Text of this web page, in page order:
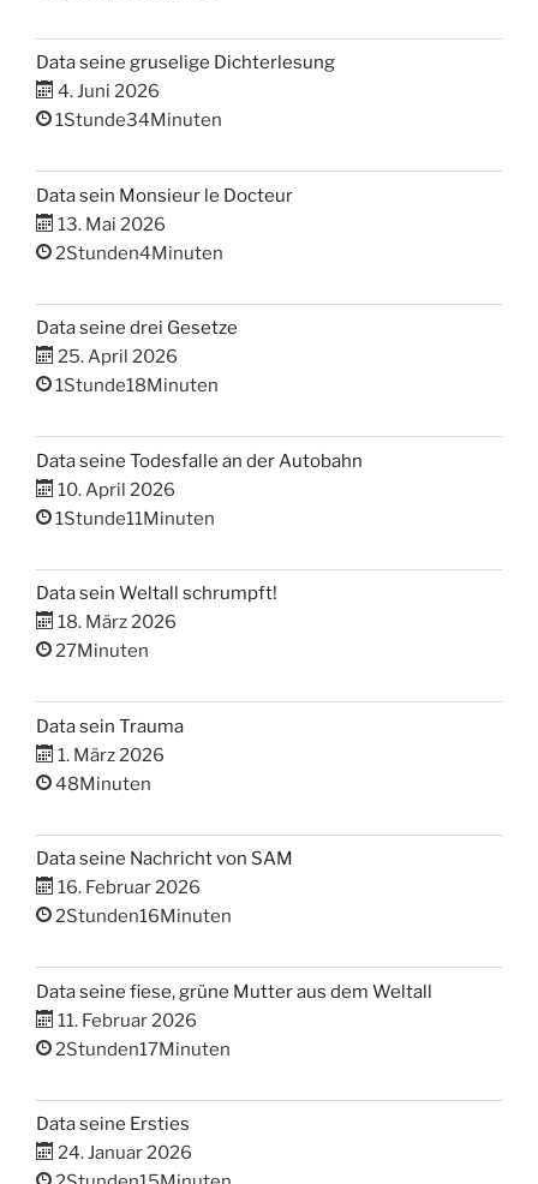
Data seine gruselige Dichterlesung
4. Juni 2026
1Stunde34Minuten
Data sein Monsieur le Docteur
13. Mai 2026
2Stunden4Minuten
Data seine drei Gesetze
25. April 2026
1Stunde18Minuten
Data seine Todesfalle an der Autobahn
10. April 2026
1Stunde11Minuten
Data sein Weltall schrumpft!
18. März 2026
27Minuten
Data sein Trauma
1. März 2026
48Minuten
Data seine Nachricht von SAM
16. Februar 2026
2Stunden16Minuten
Data seine fiese, grüne Mutter aus dem Weltall
11. Februar 2026
2Stunden17Minuten
Data seine Ersties
24. Januar 2026